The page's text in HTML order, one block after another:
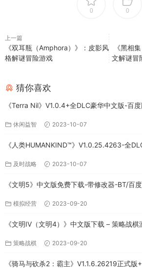
0 0
上一篇
《双耳瓶（Amphora）》：皮影风
格解谜冒险游戏
《黑相
文解谜冒
猜你喜欢
《Terra Nil》V1.0.4+全DLC豪华中文版-百
休闲益智 2023-10-07
《人类HUMANKIND™》V1.0.25.4263-全
及时战略 2023-10-07
《文明5》中文版免费下载-带修改器-BT/百
模拟经营 2023-09-20
《文明IV（文明4）》中文版下载 – 策略战
策略战棋 2023-09-20
《骑马与砍杀2：霸主》V1.1.6.26219正式